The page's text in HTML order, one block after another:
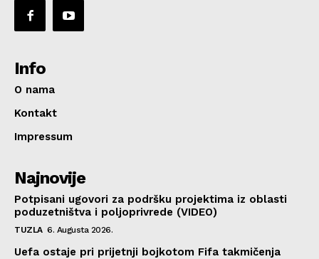
Info
O nama
Kontakt
Impressum
Najnovije
Potpisani ugovori za podršku projektima iz oblasti
poduzetništva i poljoprivrede (VIDEO)
TUZLA 6. Augusta 2026.
Uefa ostaje pri prijetnji bojkotom Fifa takmičenja